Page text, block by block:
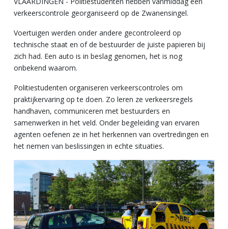
verkeerscontrole georganiseerd op de Zwanensingel.
Voertuigen werden onder andere gecontroleerd op
technische staat en of de bestuurder de juiste papieren bij
zich had. Een auto is in beslag genomen, het is nog
onbekend waarom.
Politiestudenten organiseren verkeerscontroles om
praktijkervaring op te doen. Zo leren ze verkeersregels
handhaven, communiceren met bestuurders en
samenwerken in het veld. Onder begeleiding van ervaren
agenten oefenen ze in het herkennen van overtredingen en
het nemen van beslissingen in echte situaties.